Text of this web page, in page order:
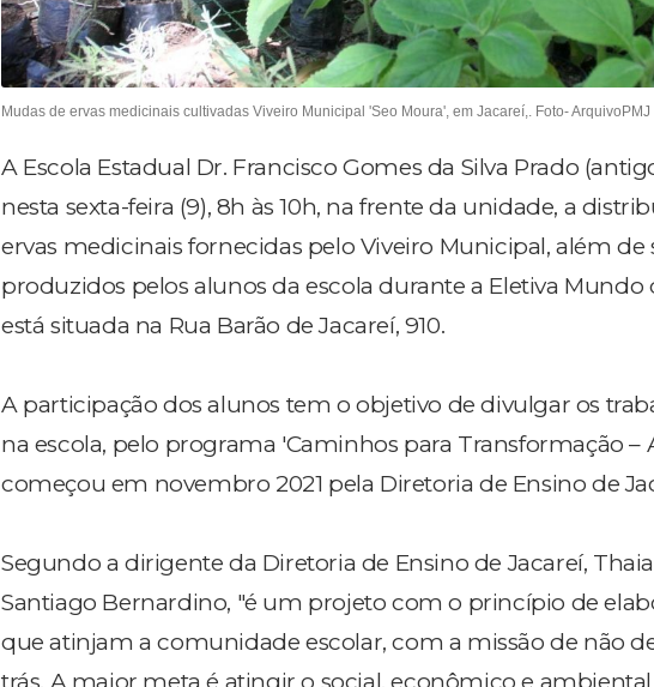
Mudas de ervas medicinais cultivadas Viveiro Municipal 'Seo Moura', em Jacareí,. Foto- ArquivoPMJ
A Escola Estadual Dr. Francisco Gomes da Silva Prado
nesta sexta-feira (9), 8h às 10h, na frente da unidade, a
ervas medicinais fornecidas pelo Viveiro Municipal, além de
produzidos pelos alunos da escola durante a Eletiva Mundo
está situada na Rua Barão de Jacareí, 910.
A participação dos alunos tem o objetivo de divulgar os
na escola, pelo programa 'Caminhos para Transformação –
começou em novembro 2021 pela Diretoria de Ensino de
Segundo a dirigente da Diretoria de Ensino de Jacareí,
Santiago Bernardino, "é um projeto com o princípio de
que atinjam a comunidade escolar, com a missão de não
trás. A maior meta é atingir o social, econômico e